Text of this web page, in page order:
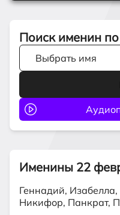
Поиск именин
Именины 22
Геннадий,
Никифор, Панкрат,